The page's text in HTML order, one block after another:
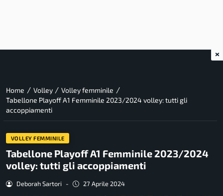
Home / Volley / Volley femminile /
Tabellone Playoff A1 Femminile 2023/2024 volley: tutti gli
accoppiamenti
VOLLEY FEMMINILE
Tabellone Playoff A1 Femminile 2023/2024
volley: tutti gli accoppiamenti
Deborah Sartori - 27 Aprile 2024
×